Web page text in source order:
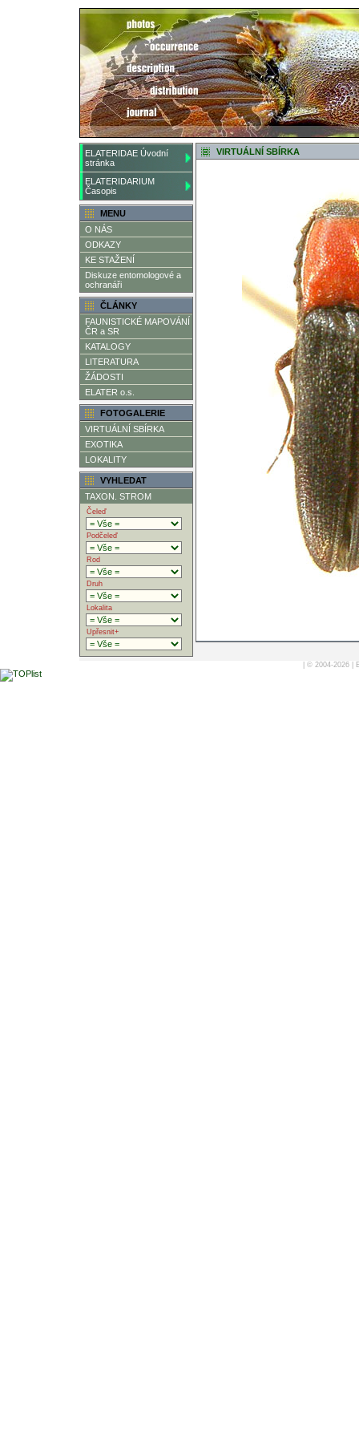
ELATERIDAE Úvodní
stránka
ELATERIDARIUM
Časopis
MENU
O NÁS
ODKAZY
KE STAŽENÍ
Diskuze entomologové a
ochranáři
ČLÁNKY
FAUNISTICKÉ MAPOVÁNÍ
ČR a SR
KATALOGY
LITERATURA
ŽÁDOSTI
ELATER o.s.
FOTOGALERIE
VIRTUÁLNÍ SBÍRKA
EXOTIKA
LOKALITY
VYHLEDAT
TAXON. STROM
Čeleď
Podčeleď
Rod
Druh
Lokalita
Upřesnit+
VIRTUÁLNÍ SBÍRKA
| © 2004-2026 |